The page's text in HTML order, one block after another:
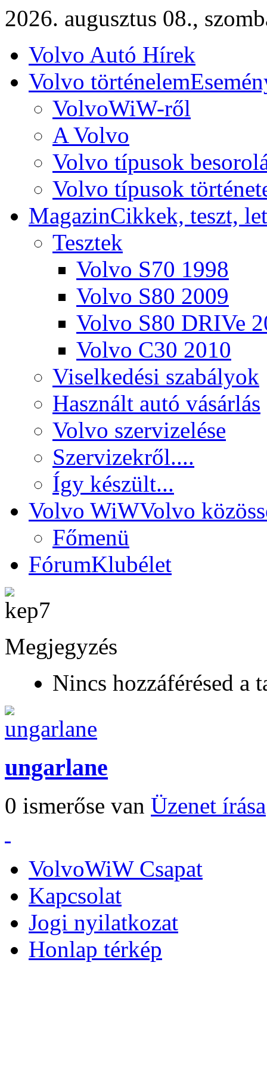
2026. augusztus 08.,
Volvo Autó Hírek
Volvo történelem
VolvoWiW-ről
A Volvo
Volvo típusok
Volvo típusok
MagazinCikkek, teszt,
Tesztek
Volvo S70 1998
Volvo S80 2009
Volvo S80 DRIVe
Volvo C30 2010
Viselkedési szabályok
Használt autó vásárlás
Volvo szervizelése
Szervizekről....
Így készült...
Volvo WiWVolvo
Főmenü
FórumKlubélet
Megjegyzés
Nincs hozzáférésed a
ungarlane
0 ismerőse van Üzenet írása
VolvoWiW Csapat
Kapcsolat
Jogi nyilatkozat
Honlap térkép